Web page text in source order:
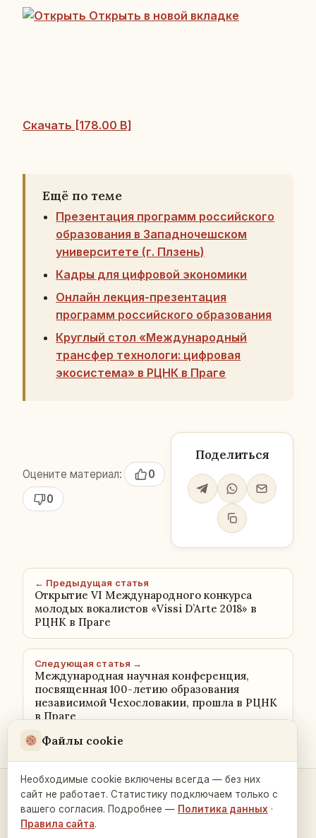
От­крыть в новой вклад­ке
Ска­чать [178.00 B]
Ещё по теме
Презентация программ российского
образования в Западночешском
университете (г. Плзень)
Кадры для цифровой экономики
Онлайн лекция-презентация
программ российского образования
Круглый стол «Международный
трансфер технологи: цифровая
экосистема» в РЦНК в Праге
Оцените материал:
0
0
Поделиться
← Предыдущая статья
Открытие VI Международного конкурса
молодых вокалистов «Vissi D’Arte 2018» в
РЦНК в Праге
Следующая статья →
Международная научная конференция,
посвященная 100-летию образования
независимой Чехословакии, прошла в РЦНК
в Праге
Контакты и связь →
Файлы cookie
Необходимые cookie включены всегда — без них
сайт не работает. Статистику подключаем только с
вашего согласия. Подробнее — Политика данных ·
Правила сайта.